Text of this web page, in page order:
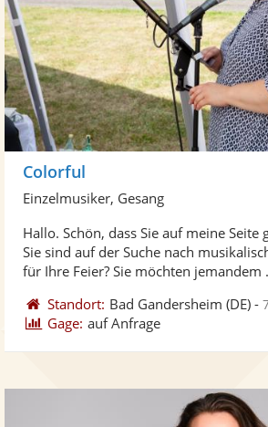
Colorful
Einzelmusiker, Gesang
Hallo. Schön, dass Sie auf meine Seite
Sie sind auf der Suche nach
für Ihre Feier? Sie möchten jemandem
Standort: Bad Gandersheim (DE) -
Gage: auf Anfrage